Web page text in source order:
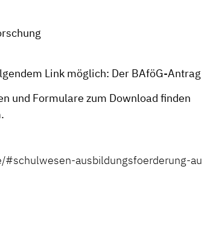
Link möglich: Der BAföG-Antrag
und Formulare zum Download finden
.
ausbildungsfoerderung-au